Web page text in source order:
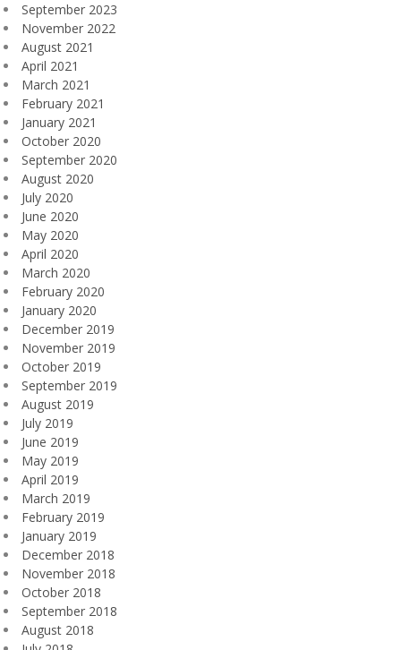
September 2023
November 2022
August 2021
April 2021
March 2021
February 2021
January 2021
October 2020
September 2020
August 2020
July 2020
June 2020
May 2020
April 2020
March 2020
February 2020
January 2020
December 2019
November 2019
October 2019
September 2019
August 2019
July 2019
June 2019
May 2019
April 2019
March 2019
February 2019
January 2019
December 2018
November 2018
October 2018
September 2018
August 2018